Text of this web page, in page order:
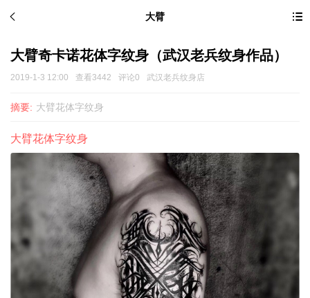
大臂
大臂奇卡诺花体字纹身（武汉老兵纹身作品）
2019-1-3 12:00 查看3442 评论0 武汉老兵纹身店
摘要: 大臂花体字纹身
大臂花体字纹身